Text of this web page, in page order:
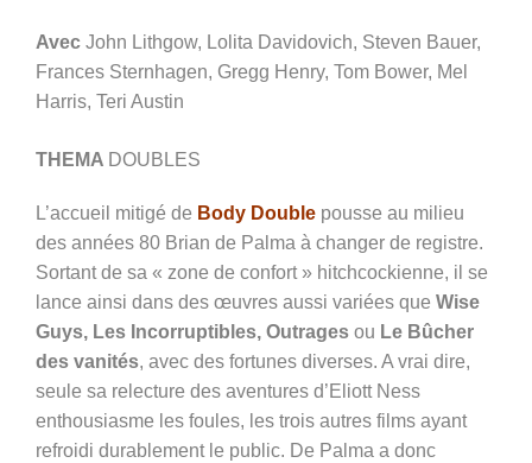
Avec John Lithgow, Lolita Davidovich, Steven Bauer,
Frances Sternhagen, Gregg Henry, Tom Bower, Mel
Harris, Teri Austin
THEMA DOUBLES
L’accueil mitigé de Body Double pousse au milieu
des années 80 Brian de Palma à changer de registre.
Sortant de sa « zone de confort » hitchcockienne, il se
lance ainsi dans des œuvres aussi variées que Wise
Guys, Les Incorruptibles, Outrages ou Le Bûcher
des vanités, avec des fortunes diverses. A vrai dire,
seule sa relecture des aventures d’Eliott Ness
enthousiasme les foules, les trois autres films ayant
refroidi durablement le public. De Palma a donc